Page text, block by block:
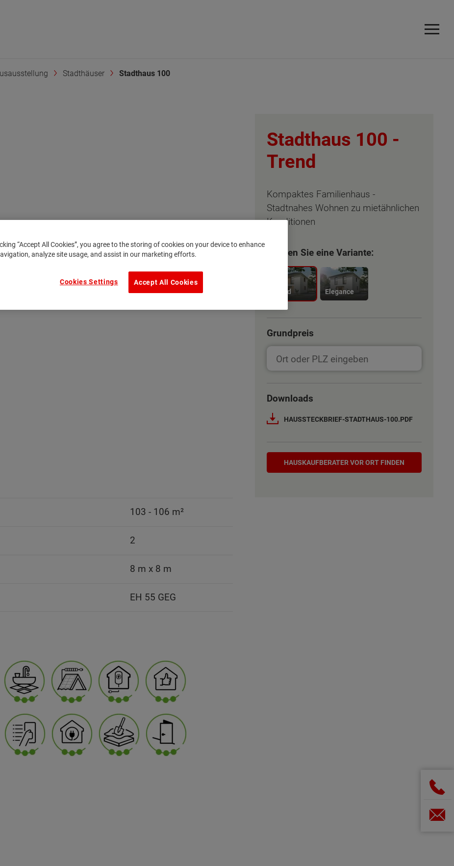
Stadthäuser Stadthaus 100
103 - 106 m²
2
8 m x 8 m
EH 55 GEG
Stadthaus 100 -
Trend
Kompaktes Familienhaus -
Stadtnahes Wohnen zu mietähnlichen
Konditionen
Wählen Sie eine Variante:
Trend Elegance
Grundpreis
Downloads
HAUSSTECKBRIEF-STADTHAUS-100.PDF
Hauskaufberater
HAUSKAUF­BERATER VOR ORT FINDEN
“Accept All Cookies”, you agree to the storing of cookies on your device to enhance
analyze site usage, and assist in our marketing efforts.
Accept All Cookies
Cookies Settings